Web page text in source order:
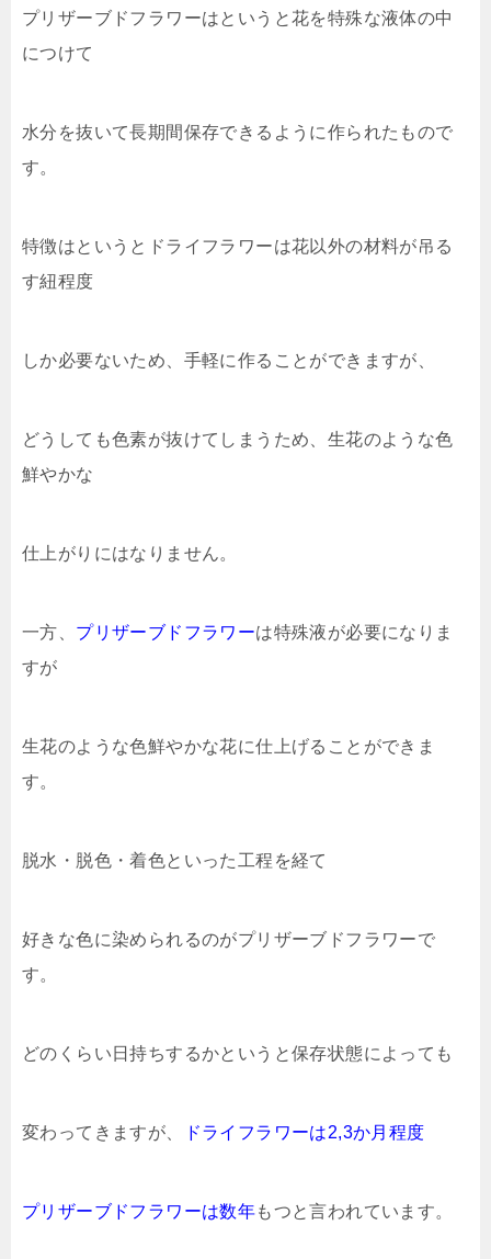
プリザーブドフラワーはというと花を特殊な液体の中
につけて
水分を抜いて長期間保存できるように作られたもので
す。
特徴はというとドライフラワーは花以外の材料が吊る
す紐程度
しか必要ないため、手軽に作ることができますが、
どうしても色素が抜けてしまうため、生花のような色
鮮やかな
仕上がりにはなりません。
一方、 プリザーブドフラワーは特殊液が必要になりま
すが
生花のような色鮮やかな花に仕上げることができま
す。
脱水・脱色・着色といった工程を経て
好きな色に染められるのがプリザーブドフラワーで
す。
どのくらい日持ちするかというと保存状態によっても
変わってきますが、 ドライフラワーは2,3か月程度
プリザーブドフラワーは数年もつと言われています。